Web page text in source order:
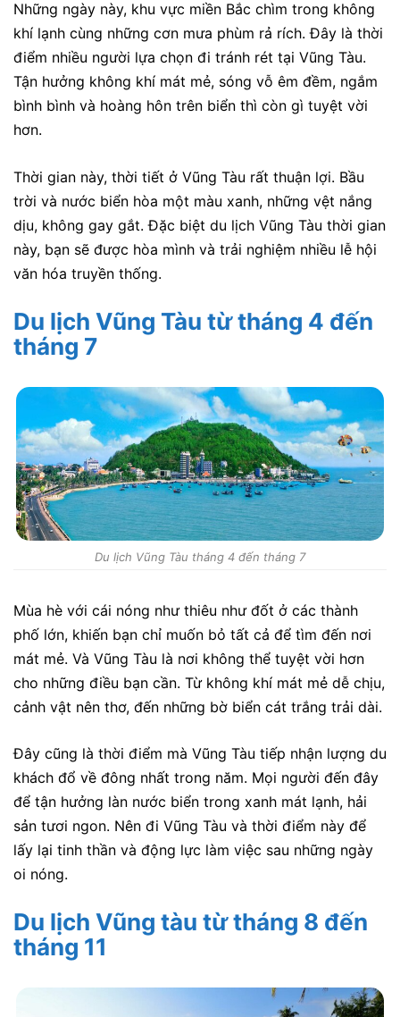
Những ngày này, khu vực miền Bắc chìm trong không
khí lạnh cùng những cơn mưa phùm rả rích. Đây là thời
điểm nhiều người lựa chọn đi tránh rét tại Vũng Tàu.
Tận hưởng không khí mát mẻ, sóng vỗ êm đềm, ngắm
bình bình và hoàng hôn trên biển thì còn gì tuyệt vời
hơn.
Thời gian này, thời tiết ở Vũng Tàu rất thuận lợi. Bầu
trời và nước biển hòa một màu xanh, những vệt nắng
dịu, không gay gắt. Đặc biệt du lịch Vũng Tàu thời gian
này, bạn sẽ được hòa mình và trải nghiệm nhiều lễ hội
văn hóa truyền thống.
Du lịch Vũng Tàu từ tháng 4 đến
tháng 7
Du lịch Vũng Tàu tháng 4 đến tháng 7
Mùa hè với cái nóng như thiêu như đốt ở các thành
phố lớn, khiến bạn chỉ muốn bỏ tất cả để tìm đến nơi
mát mẻ. Và Vũng Tàu là nơi không thể tuyệt vời hơn
cho những điều bạn cần. Từ không khí mát mẻ dễ chịu,
cảnh vật nên thơ, đến những bờ biển cát trắng trải dài.
Đây cũng là thời điểm mà Vũng Tàu tiếp nhận lượng du
khách đổ về đông nhất trong năm. Mọi người đến đây
để tận hưởng làn nước biển trong xanh mát lạnh, hải
sản tươi ngon. Nên đi Vũng Tàu và thời điểm này để
lấy lại tinh thần và động lực làm việc sau những ngày
oi nóng.
Du lịch Vũng tàu từ tháng 8 đến
tháng 11